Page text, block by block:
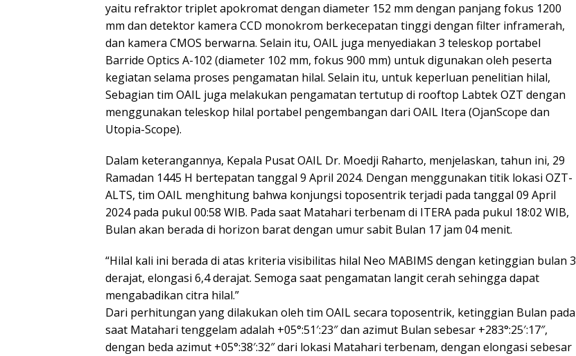
yaitu refraktor triplet apokromat dengan diameter 152 mm dengan panjang fokus 1200
mm dan detektor kamera CCD monokrom berkecepatan tinggi dengan filter inframerah,
dan kamera CMOS berwarna. Selain itu, OAIL juga menyediakan 3 teleskop portabel
Barride Optics A-102 (diameter 102 mm, fokus 900 mm) untuk digunakan oleh peserta
kegiatan selama proses pengamatan hilal. Selain itu, untuk keperluan penelitian hilal,
Sebagian tim OAIL juga melakukan pengamatan tertutup di rooftop Labtek OZT dengan
menggunakan teleskop hilal portabel pengembangan dari OAIL Itera (OjanScope dan
Utopia-Scope).
Dalam keterangannya, Kepala Pusat OAIL Dr. Moedji Raharto, menjelaskan, tahun ini, 29
Ramadan 1445 H bertepatan tanggal 9 April 2024. Dengan menggunakan titik lokasi OZT-
ALTS, tim OAIL menghitung bahwa konjungsi toposentrik terjadi pada tanggal 09 April
2024 pada pukul 00:58 WIB. Pada saat Matahari terbenam di ITERA pada pukul 18:02 WIB,
Bulan akan berada di horizon barat dengan umur sabit Bulan 17 jam 04 menit.
“Hilal kali ini berada di atas kriteria visibilitas hilal Neo MABIMS dengan ketinggian bulan 3
derajat, elongasi 6,4 derajat. Semoga saat pengamatan langit cerah sehingga dapat
mengabadikan citra hilal.”
Dari perhitungan yang dilakukan oleh tim OAIL secara toposentrik, ketinggian Bulan pada
saat Matahari tenggelam adalah +05°:51′:23″ dan azimut Bulan sebesar +283°:25′:17″,
dengan beda azimut +05°:38′:32″ dari lokasi Matahari terbenam, dengan elongasi sebesar